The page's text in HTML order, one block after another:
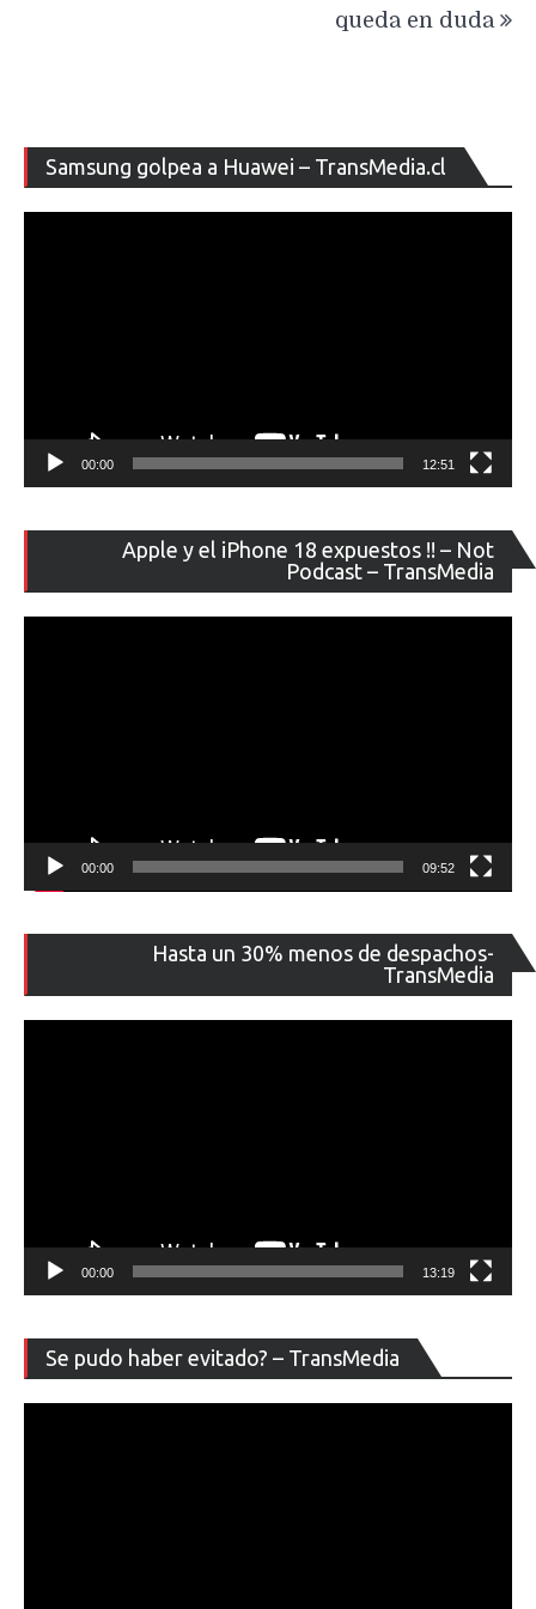
queda en duda
Samsung golpea a Huawei – TransMedia.cl
de
00:00 12:51
Apple y el iPhone 18 expuestos !! – Not
Podcast – TransMedia
de
00:00 09:52
Hasta un 30% menos de despachos-
TransMedia
de
00:00 13:19
Se pudo haber evitado? – TransMedia
de